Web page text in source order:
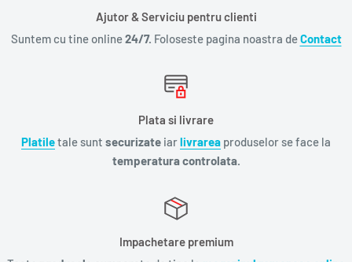
Ajutor & Serviciu pentru clienti
Suntem cu tine online24/7. Foloseste pagina noastra deContact
Plata si livrare
Platiletale sunt securizate iarlivrarea produselor se face la
temperatura controlata.
Impachetare premium